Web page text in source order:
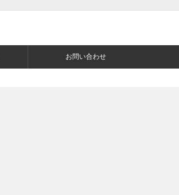
お問い合わせ